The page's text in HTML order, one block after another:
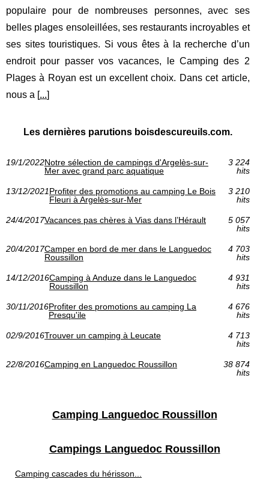
populaire pour de nombreuses personnes, avec ses
belles plages ensoleillées, ses restaurants incroyables et
ses sites touristiques. Si vous êtes à la recherche d’un
endroit pour passer vos vacances, le Camping des 2
Plages à Royan est un excellent choix. Dans cet article,
nous a [...]
Les dernières parutions boisdescureuils.com.
19/1/2022Notre sélection de campings d'Argelès-sur-
Mer avec grand parc aquatique
3 224
hits
13/12/2021Profiter des promotions au camping Le Bois
Fleuri à Argelès-sur-Mer
3 210
hits
24/4/2017Vacances pas chères à Vias dans l’Hérault
5 057
hits
20/4/2017Camper en bord de mer dans le Languedoc
Roussillon
4 703
hits
14/12/2016Camping à Anduze dans le Languedoc
Roussillon
4 931
hits
30/11/2016Profiter des promotions au camping La
Presqu'ile
4 676
hits
02/9/2016Trouver un camping à Leucate
4 713
hits
22/8/2016Camping en Languedoc Roussillon
38 874
hits
Camping Languedoc Roussillon
Campings Languedoc Roussillon
Camping cascades du hérisson...